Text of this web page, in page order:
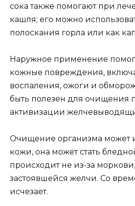
сока также помогают при
кашля; его можно
полоскания горла или как
Наружное применение
кожные повреждения,
воспаления, ожоги и
быть полезен для очищения
активизации
Очищение организма может
кожи, она может стать
происходит не из-за
застоявшейся желчи. Со
исчезает.